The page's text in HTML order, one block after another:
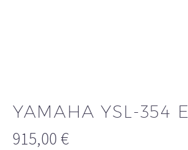
YAMAHA YSL-354 E
915,00 €